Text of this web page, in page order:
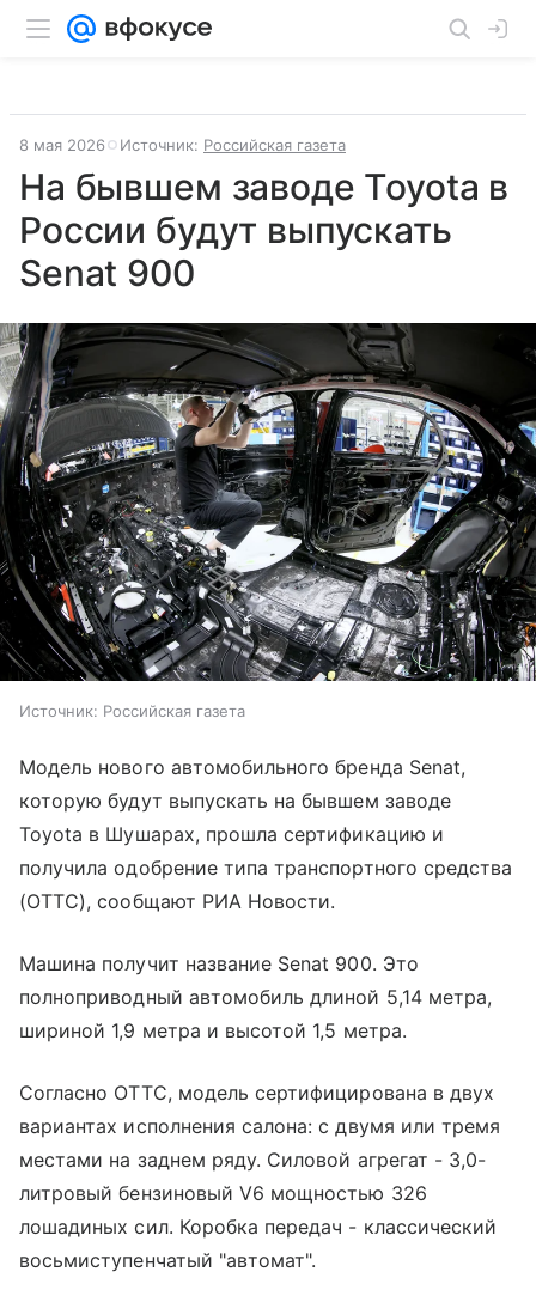
8 мая 2026 Источник: Российская газета
На бывшем заводе Toyota в
России будут выпускать
Senat 900
Источник: Российская газета
Модель нового автомобильного бренда Senat,
которую будут выпускать на бывшем заводе
Toyota в Шушарах, прошла сертификацию и
получила одобрение типа транспортного средства
(ОТТС), сообщают РИА Новости.
Машина получит название Senat 900. Это
полноприводный автомобиль длиной 5,14 метра,
шириной 1,9 метра и высотой 1,5 метра.
Согласно ОТТС, модель сертифицирована в двух
вариантах исполнения салона: с двумя или тремя
местами на заднем ряду. Силовой агрегат - 3,0-
литровый бензиновый V6 мощностью 326
лошадиных сил. Коробка передач - классический
восьмиступенчатый "автомат".